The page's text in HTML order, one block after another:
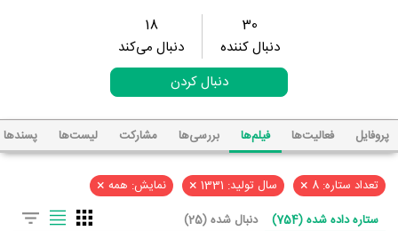
30
دنبال کننده
18
دنبال می‌کند
دنبال کردن
پروفایل فعالیت‌ها فیلم‌ها بررسی‌ها مشارکت لیست‌ها پسند‌ها
تعداد ستاره: 8 × سال تولید: 1331 × نمایش: همه ×
ستاره داده شده (754) دنبال شده (25)